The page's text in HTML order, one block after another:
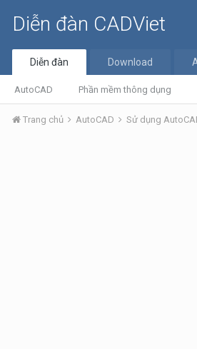
Diễn đàn CADViet
Diễn đàn
AutoCAD Phần mềm thông dụng
Download
Trang chủ AutoCAD Sử dụng